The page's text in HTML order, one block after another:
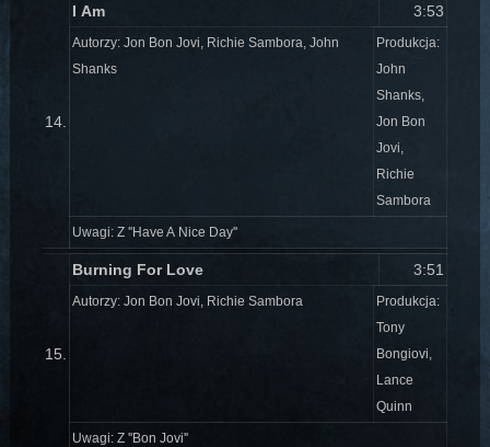
14.
I Am 3:53
Autorzy: Jon Bon Jovi, Richie Sambora, John
Shanks
Produkcja:
John
Shanks,
Jon Bon
Jovi,
Richie
Sambora
Uwagi: Z ''Have A Nice Day''
15.
Burning For Love 3:51
Autorzy: Jon Bon Jovi, Richie Sambora
Produkcja:
Tony
Bongiovi,
Lance
Quinn
Uwagi: Z ''Bon Jovi''